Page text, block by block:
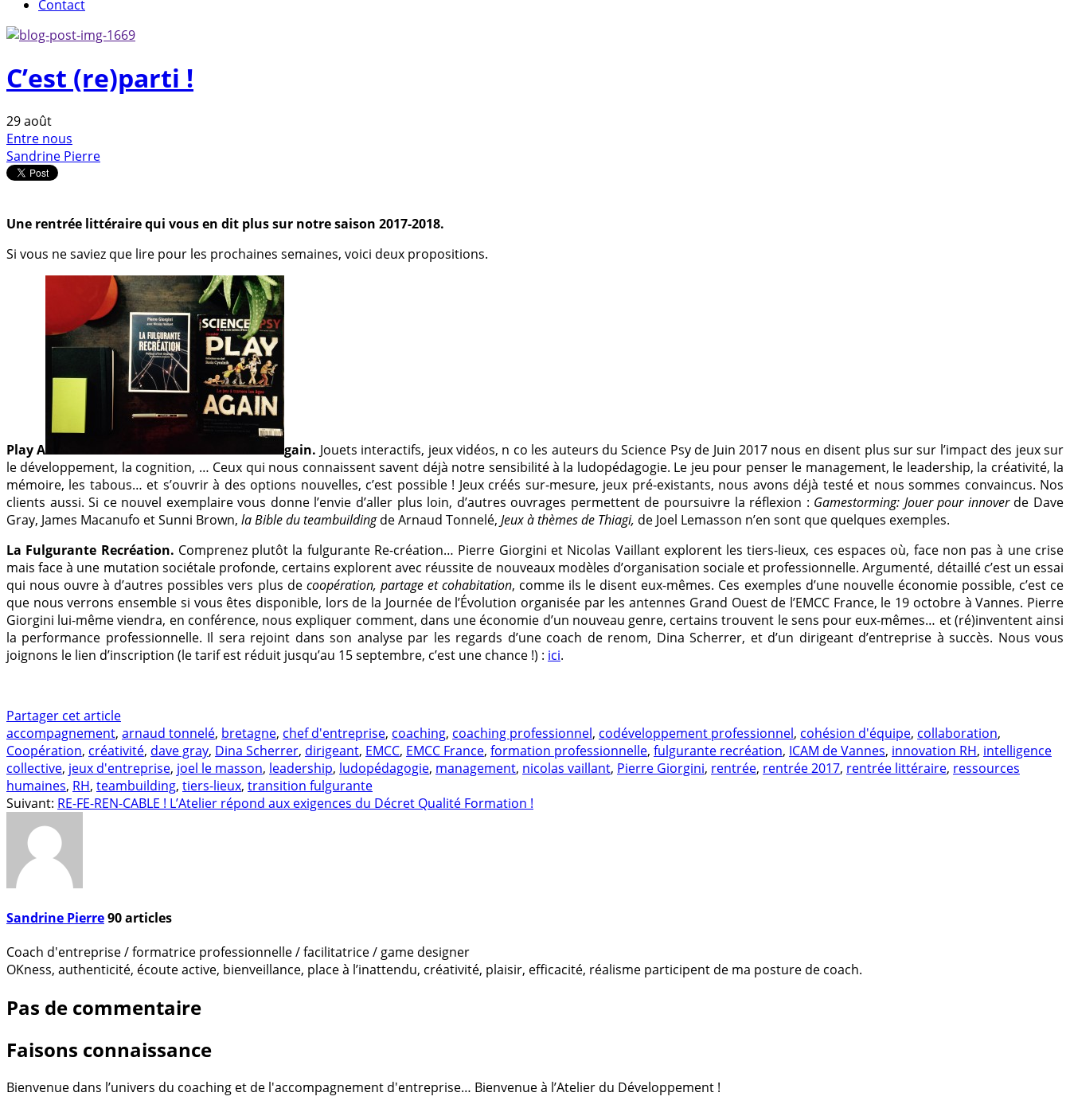
Contact
C’est (re)parti !
29août
Entre nous
Sandrine Pierre
Une rentrée littéraire qui vous en dit plus sur notre saison 2017-2018.
Si vous ne saviez que lire pour les prochaines semaines, voici deux propositions.
Play A gain. Jouets interactifs, jeux vidéos, n co les auteurs du Science Psy de Juin 2017 nous en disent plus sur sur l’impact des jeux sur
le développement, la cognition, … Ceux qui nous connaissent savent déjà notre sensibilité à la ludopédagogie. Le jeu pour penser le management, le leadership, la créativité, la
mémoire, les tabous… et s’ouvrir à des options nouvelles, c’est possible ! Jeux créés sur-mesure, jeux pré-existants, nous avons déjà testé et nous sommes convaincus. Nos
clients aussi. Si ce nouvel exemplaire vous donne l’envie d’aller plus loin, d’autres ouvrages permettent de poursuivre la réflexion : Gamestorming: Jouer pour innoverde Dave
Gray, James Macanufo et Sunni Brown, la Bible du teambuildingde Arnaud Tonnelé, Jeux à thèmes de Thiagi, de Joel Lemasson n’en sont que quelques exemples.
La Fulgurante Recréation. Comprenez plutôt la fulgurante Re-création… Pierre Giorgini et Nicolas Vaillant explorent les tiers-lieux, ces espaces où, face non pas à une crise
mais face à une mutation sociétale profonde, certains explorent avec réussite de nouveaux modèles d’organisation sociale et professionnelle. Argumenté, détaillé c’est un essai
qui nous ouvre à d’autres possibles vers plus de coopération, partage et cohabitation, comme ils le disent eux-mêmes. Ces exemples d’une nouvelle économie possible, c’est ce
que nous verrons ensemble si vous êtes disponible, lors de la Journée de l’Évolution organisée par les antennes Grand Ouest de l’EMCC France, le 19 octobre à Vannes. Pierre
Giorgini lui-même viendra, en conférence, nous expliquer comment, dans une économie d’un nouveau genre, certains trouvent le sens pour eux-mêmes… et (ré)inventent ainsi
la performance professionnelle. Il sera rejoint dans son analyse par les regards d’une coach de renom, Dina Scherrer, et d’un dirigeant d’entreprise à succès. Nous vous
joignons le lien d’inscription (le tarif est réduit jusqu’au 15 septembre, c’est une chance !) : ici.
Partager cet article
accompagnement, arnaud tonnelé, bretagne, chef d'entreprise, coaching, coaching professionnel, codéveloppement professionnel, cohésion d'équipe, collaboration,
Coopération, créativité, dave gray, Dina Scherrer, dirigeant, EMCC, EMCC France, formation professionnelle, fulgurante recréation, ICAM de Vannes, innovation RH, intelligence
collective, jeux d'entreprise, joel le masson, leadership, ludopédagogie, management, nicolas vaillant, Pierre Giorgini, rentrée, rentrée 2017, rentrée littéraire, ressources
humaines, RH, teambuilding, tiers-lieux, transition fulgurante
Suivant: RE-FE-REN-CABLE ! L’Atelier répond aux exigences du Décret Qualité Formation !
Sandrine Pierre90articles
Coach d'entreprise / formatrice professionnelle / facilitatrice / game designer
OKness, authenticité, écoute active, bienveillance, place à l’inattendu, créativité, plaisir, efficacité, réalisme participent de ma posture de coach.
Pas de commentaire
Faisons connaissance
Bienvenue dans l’univers du coaching et de l'accompagnement d'entreprise… Bienvenue à l’Atelier du Développement !